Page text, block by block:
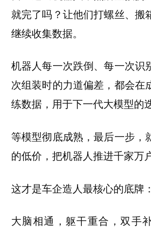
就完了吗？让他们打螺丝、搬
继续收集数据。
机器人每一次跌倒、每一次识
次组装时的力道偏差，都会在
练数据，用于下一代大模型的
等模型彻底成熟，最后一步，
的低价，把机器人推进千家万户
这才是车企造人最核心的底牌：
大脑相通，躯干重合，双手